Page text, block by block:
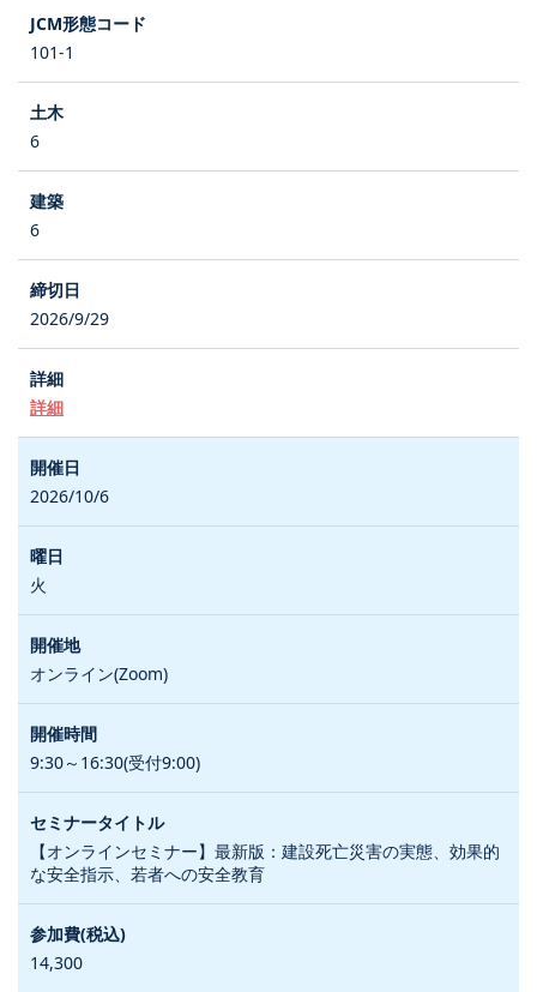
101-1
6
6
2026/9/29
詳細
2026/10/6
火
オンライン(Zoom)
9:30～16:30(受付9:00)
【オンラインセミナー】最新版：建設死亡災害の実態、効果的
な安全指示、若者への安全教育
14,300